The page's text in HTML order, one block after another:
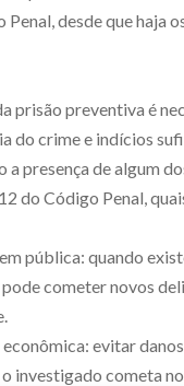
Penal, desde que haja
prisão preventiva é
do crime e indícios
a presença de algum
do Código Penal,
pública: quando
cometer novos
evitar
investigado cometa